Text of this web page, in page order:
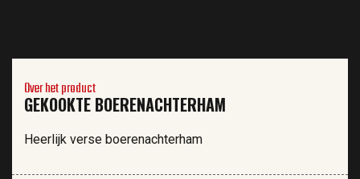
Over het product
GEKOOKTE BOERENACHTERHAM
Heerlijk verse boerenachterham